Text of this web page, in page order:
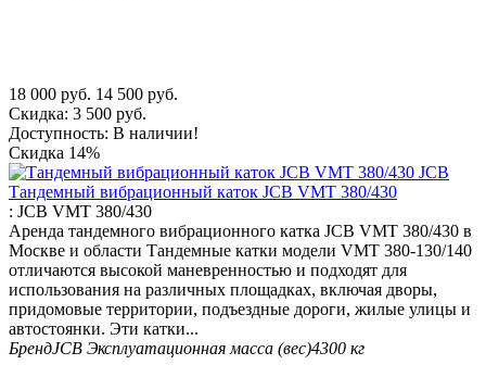
18 000 руб. 14 500 руб.
Скидка: 3 500 руб.
Доступность: В наличии!
Скидка 14%
Тандемный вибрационный каток JCB VMT 380/430
: JCB VMT 380/430
Аренда тандемного вибрационного катка JCB VMT 380/430 в
Москве и области Тандемные катки модели VMT 380-130/140
отличаются высокой маневренностью и подходят для
использования на различных площадках, включая дворы,
придомовые территории, подъездные дороги, жилые улицы и
автостоянки. Эти катки...
БрендJCB Эксплуатационная масса (вес)4300 кг